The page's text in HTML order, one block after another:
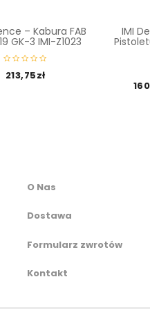
– Kabura FAB
GK-3 IMI-Z1023
213,75zł
IMI
O Nas
Dostawa
Formularz zwrotów
Kontakt